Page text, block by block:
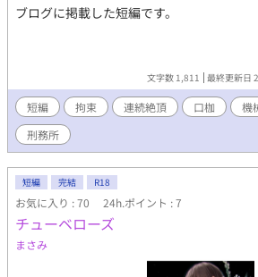
ブログに掲載した短編です。
文字数 1,811 最終更新日
短編 拘束 連続絶頂 口枷 機
刑務所
短編 完結 R18
お気に入り : 70 24h.ポイント : 7
チューベローズ
まさみ